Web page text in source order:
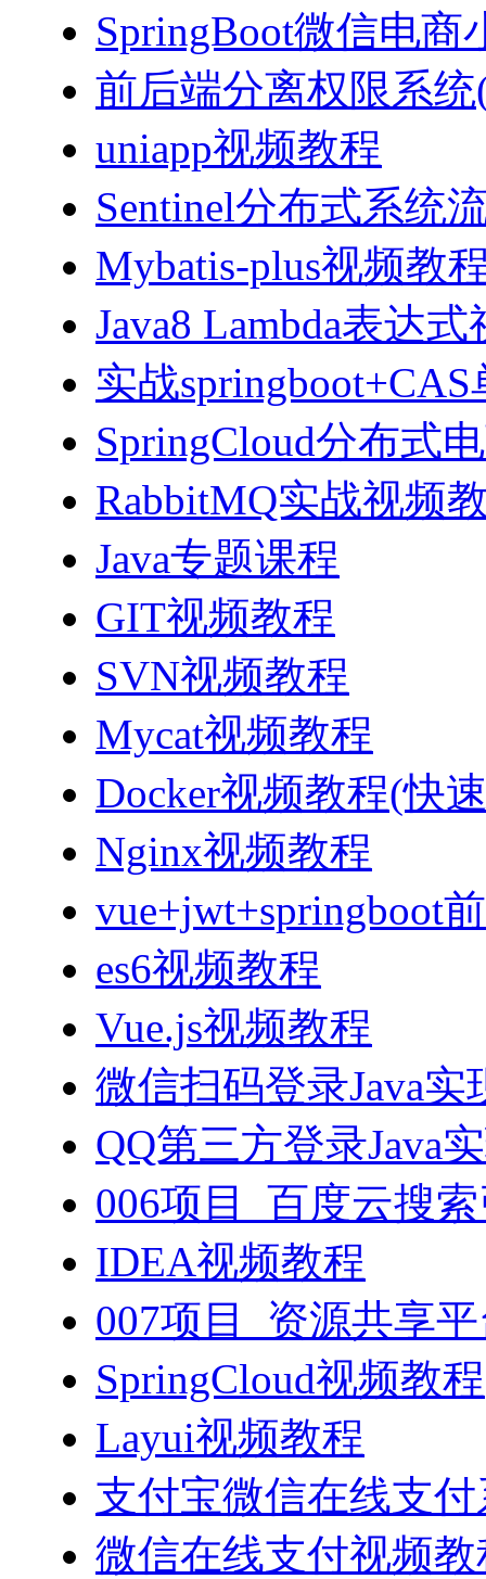
SpringBoot微信电商
前后端分离权限系统
uniapp视频教程
Sentinel分布式系统
Mybatis-plus视频教
Java8 Lambda表达
实战
SpringCloud分布式
RabbitMQ实战视频
Java专题课程
GIT视频教程
SVN视频教程
Mycat视频教程
Docker视频教程(快
Nginx视频教程
vue+jwt+springboot
es6视频教程
Vue.js视频教程
微信扫码登录Java实
QQ第三方登录Java
006项目_百度云搜
IDEA视频教程
007项目_资源共享
SpringCloud视频教程
Layui视频教程
支付宝微信在线支
微信在线支付视频教